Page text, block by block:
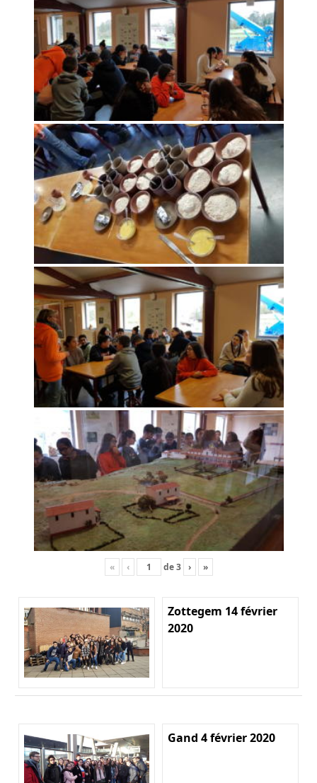
« ‹ de3 › »
Zottegem 14 février
2020
Gand 4 février 2020